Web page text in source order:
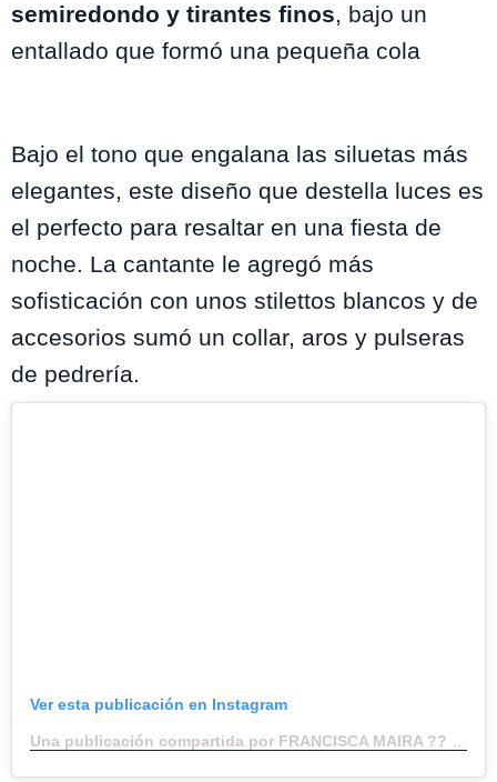
semiredondo y tirantes finos, bajo un
entallado que formó una pequeña cola
Bajo el tono que engalana las siluetas más
elegantes, este diseño que destella luces es
el perfecto para resaltar en una fiesta de
noche. La cantante le agregó más
sofisticación con unos stilettos blancos y de
accesorios sumó un collar, aros y pulseras
de pedrería.
Ver esta publicación en Instagram